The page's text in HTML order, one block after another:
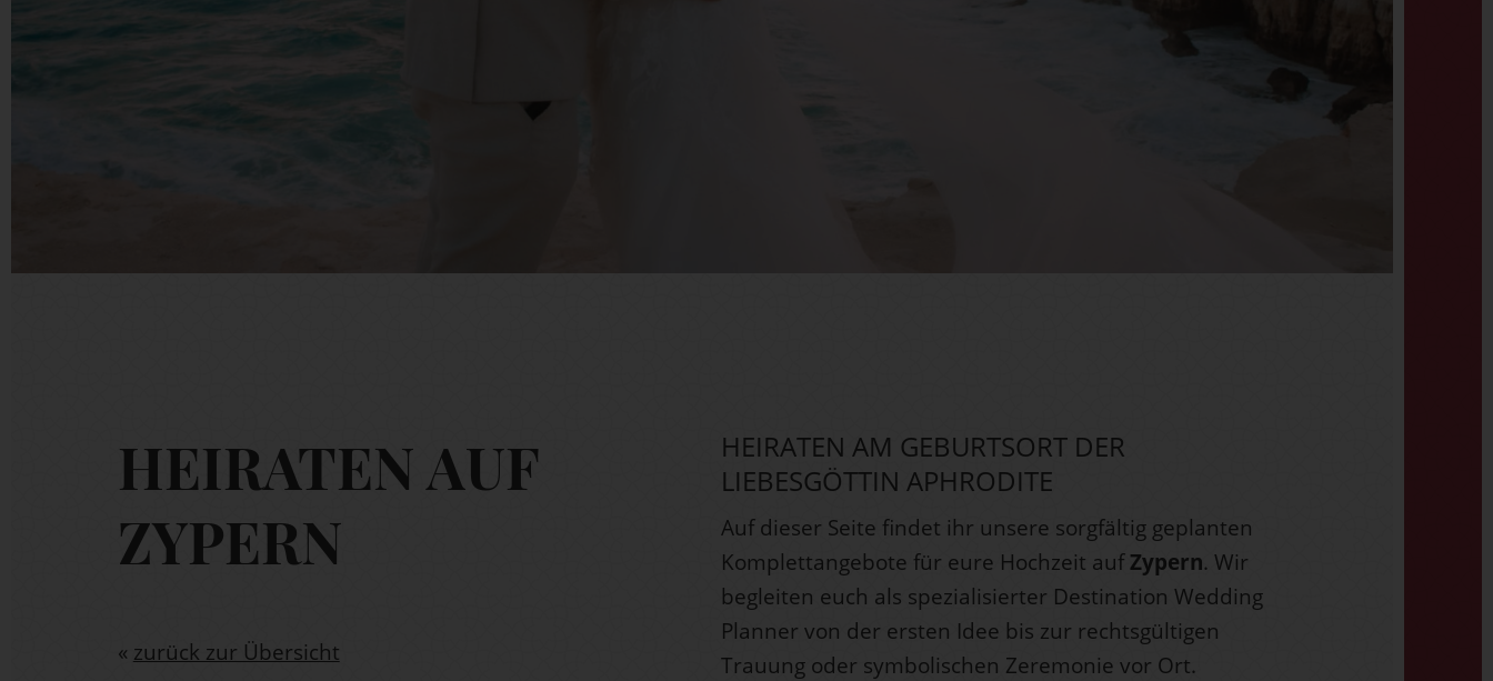
HEIRATEN AUF
ZYPERN
« zurück zur Übersicht
HEIRATEN AM GEBURTSORT DER
LIEBESGÖTTIN APHRODITE
Auf dieser Seite findet ihr unsere sorgfältig geplanten
Komplettangebote für eure Hochzeit aufZypern. Wir
begleiten euch als spezialisierter Destination Wedding
Planner von der ersten Idee bis zur rechtsgültigen
Trauung oder symbolischen Zeremonie vor Ort.